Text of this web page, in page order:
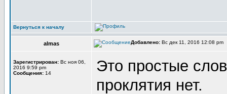
Вернуться к началу
almas Добавлено: Вс дек 11, 2016 12:08 pm
Зарегистрирован: Вс ноя 06,
2016 9:59 pm
Сообщения: 14
Это простые
проклятия нет.